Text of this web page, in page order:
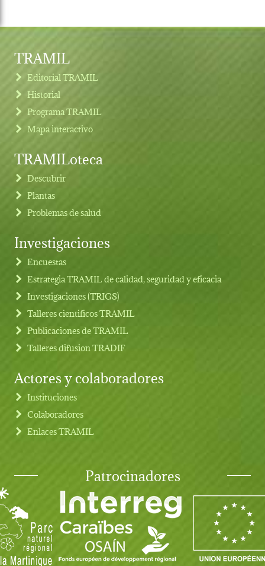
Footer menu
TRAMIL
Editorial TRAMIL
Historial
Programa TRAMIL
Mapa interactivo
TRAMILoteca
Descubrir
Plantas
Problemas de salud
Investigaciones
Encuestas
Estrategia TRAMIL de calidad, seguridad y eficacia
Investigaciones (TRIGS)
Talleres cientificos TRAMIL
Publicaciones de TRAMIL
Talleres difusion TRADIF
Actores y colaboradores
Instituciones
Colaboradores
Enlaces TRAMIL
Patrocinadores